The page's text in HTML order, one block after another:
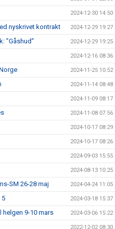
2024-12-30 14:50
nyskrivet kontrakt 2024-12-29 19:27
”Gåshud” 2024-12-29 19:25
2024-12-16 08:36
2024-11-25 10:52
2024-11-14 08:48
2024-11-09 08:17
2024-11-08 07:56
2024-10-17 08:29
2024-10-17 08:26
2024-09-03 15:55
2024-08-13 10:25
SM 26-28 maj 2024-04-24 11:05
5 2024-03-18 15:37
helgen 9-10 mars 2024-03-06 15:22
2022-12-02 08:30